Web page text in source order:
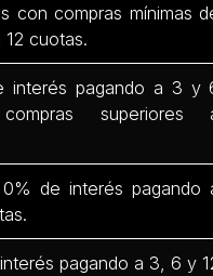
con compras mínimas
12 cuotas.
interés pagando a 3 y
superiores
0% de interés pagando
pagando a 3, 6 y